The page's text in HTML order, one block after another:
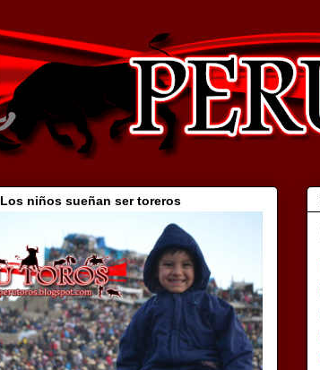
Los niños sueñan ser toreros